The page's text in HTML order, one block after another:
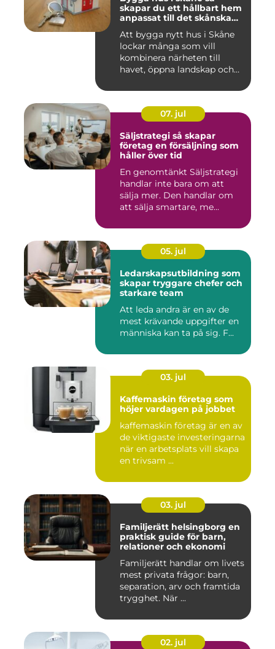
skapar du ett hållbart hem
anpassat till det skånska
Att bygga nytt hus i Skåne
lockar många som vill
kombinera närheten till
havet, öppna landskap och
07. jul
Säljstrategi så skapar
företag en försäljning som
håller över tid
En genomtänkt Säljstrategi
handlar inte bara om att
sälja mer. Den handlar om
att sälja smartare, me...
05. jul
Ledarskapsutbildning som
skapar tryggare chefer och
starkare team
Att leda andra är en av de
mest krävande uppgifter en
människa kan ta på sig. F...
03. jul
Kaffemaskin företag som
höjer vardagen på jobbet
kaffemaskin företag är en av
de viktigaste investeringarna
när en arbetsplats vill skapa
en trivsam ...
03. jul
Familjerätt helsingborg en
praktisk guide för barn,
relationer och ekonomi
Familjerätt handlar om livets
mest privata frågor: barn,
separation, arv och framtida
trygghet. När ...
02. jul